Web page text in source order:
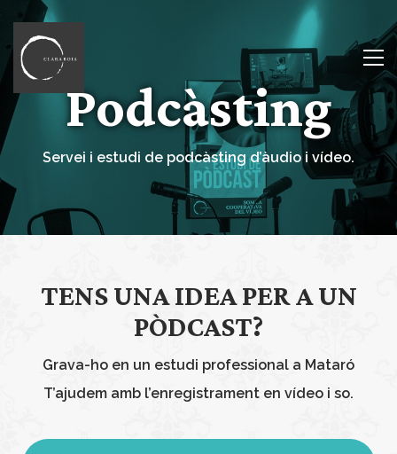
Podcàsting
Servei i estudi de podcàsting d’àudio i vídeo.
TENS UNA IDEA PER A UN
PÒDCAST?
Grava-ho en un estudi professional a Mataró
T’ajudem amb l’enregistrament en vídeo i so.